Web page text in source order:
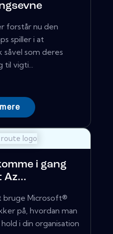
forstår nu den
spiller i at
som deres
til vigti...
i gang
Az...
bruge Microsoft®
på, hvordan man
i din organisation